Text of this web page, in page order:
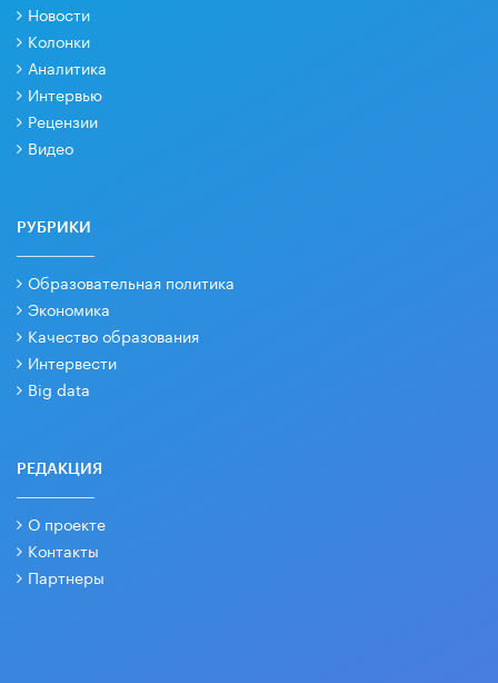
Новости
Колонки
Аналитика
Интервью
Рецензии
Видео
РУБРИКИ
Образовательная политика
Экономика
Качество образования
Интервести
Big data
РЕДАКЦИЯ
О проекте
Контакты
Партнеры